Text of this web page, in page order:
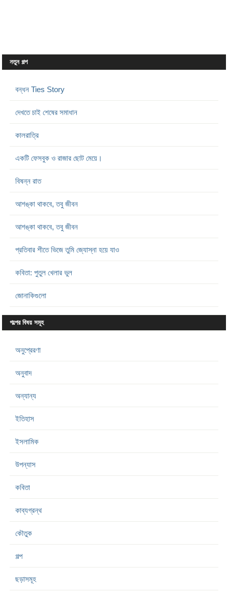
নতুন গল্প
বন্ধন Ties Story
দেখতে চাই শেষের সমাধান
কালরাত্রি
একটি ফেসবুক ও রাজার ছোট মেয়ে।
বিষন্ন রাত
আশঙ্কা থাকবে, তবু জীবন
আশঙ্কা থাকবে, তবু জীবন
প্রতিবার শীতে ভিজে তুমি জ্যোস্না হয়ে যাও
কবিতা: পুতুল খেলার ভুল
জোনাকিগুলো
গল্পের বিষয় সমূহ
অনুপ্রেরণা
অনুবাদ
অন্যান্য
ইতিহাস
ইসলামিক
উপন্যাস
কবিতা
কাব্যগ্রন্থ
কৌতুক
গল্প
ছড়াসমূহ